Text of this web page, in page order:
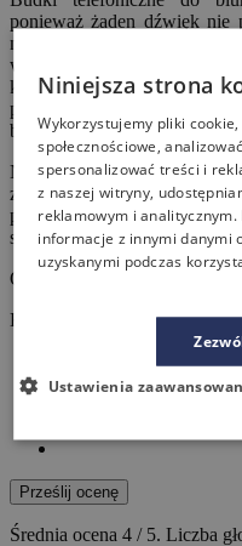
ponieważ żaden dźwięk
nich dostać. Nie oznacza to
wentylacyjnego.
klimatyzację. Przy
posiada dany model. To
budkę open space.
Na samym końcu
zaprojektowane są
powinny być dopasowane
się one wyróżniały spośród
Oceń wpis!
Kliknij na gwiazdkę, aby
Prześlij ocenę
Średnia ocena 4 / 5. Liczba
Niniejsza strona
Wykorzystujemy pliki
społecznościowe,
spersonalizować treści i
z naszej witryny,
reklamowym i analitycznym.
informacje z innymi danymi
uzyskanymi podczas
Ustawienia